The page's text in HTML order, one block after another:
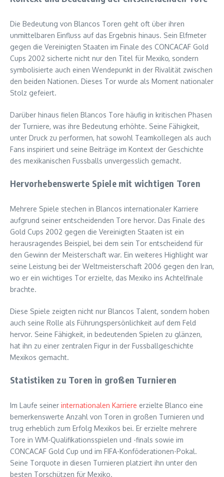
Die Bedeutung von Blancos Toren geht oft über ihren
unmittelbaren Einfluss auf das Ergebnis hinaus. Sein Elfmeter
gegen die Vereinigten Staaten im Finale des CONCACAF Gold
Cups 2002 sicherte nicht nur den Titel für Mexiko, sondern
symbolisierte auch einen Wendepunkt in der Rivalität zwischen
den beiden Nationen. Dieses Tor wurde als Moment nationaler
Stolz gefeiert.
Darüber hinaus fielen Blancos Tore häufig in kritischen Phasen
der Turniere, was ihre Bedeutung erhöhte. Seine Fähigkeit,
unter Druck zu performen, hat sowohl Teamkollegen als auch
Fans inspiriert und seine Beiträge im Kontext der Geschichte
des mexikanischen Fussballs unvergesslich gemacht.
Hervorhebenswerte Spiele mit wichtigen Toren
Mehrere Spiele stechen in Blancos internationaler Karriere
aufgrund seiner entscheidenden Tore hervor. Das Finale des
Gold Cups 2002 gegen die Vereinigten Staaten ist ein
herausragendes Beispiel, bei dem sein Tor entscheidend für
den Gewinn der Meisterschaft war. Ein weiteres Highlight war
seine Leistung bei der Weltmeisterschaft 2006 gegen den Iran,
wo er ein wichtiges Tor erzielte, das Mexiko ins Achtelfinale
brachte.
Diese Spiele zeigten nicht nur Blancos Talent, sondern hoben
auch seine Rolle als Führungspersönlichkeit auf dem Feld
hervor. Seine Fähigkeit, in bedeutenden Spielen zu glänzen,
hat ihn zu einer zentralen Figur in der Fussballgeschichte
Mexikos gemacht.
Statistiken zu Toren in großen Turnieren
Im Laufe seiner internationalen Karriere erzielte Blanco eine
bemerkenswerte Anzahl von Toren in großen Turnieren und
trug erheblich zum Erfolg Mexikos bei. Er erzielte mehrere
Tore in WM-Qualifikationsspielen und -finals sowie im
CONCACAF Gold Cup und im FIFA-Konföderationen-Pokal.
Seine Torquote in diesen Turnieren platziert ihn unter den
besten Torschützen für Mexiko.